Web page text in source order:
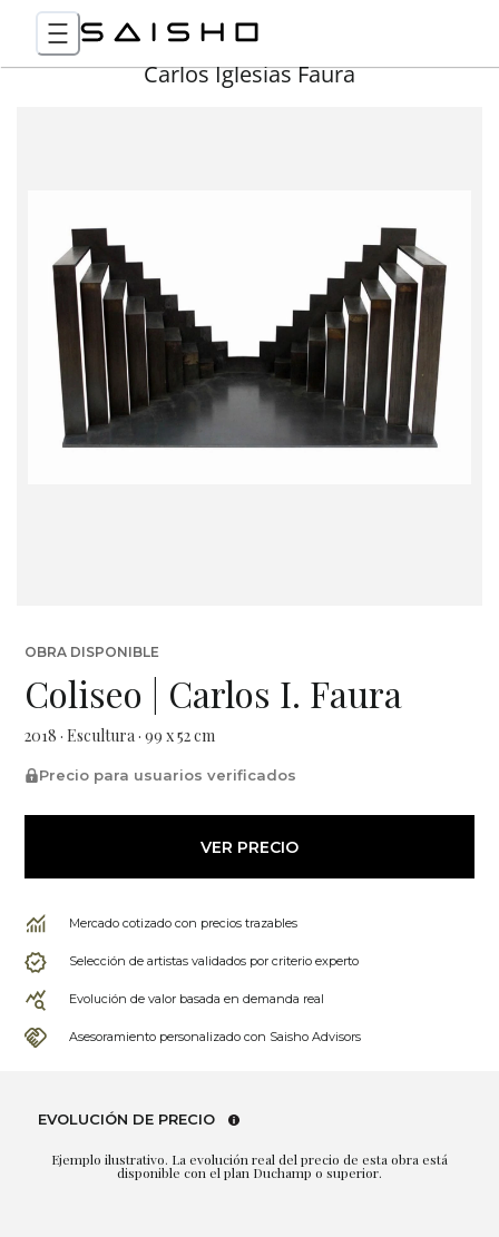
Carlos Iglesias Faura
OBRA DISPONIBLE
Coliseo | Carlos I. Faura
2018 · Escultura · 99 x 52 cm
Precio para usuarios verificados
VER PRECIO
Mercado cotizado con precios trazables
Selección de artistas validados por criterio experto
Evolución de valor basada en demanda real
Asesoramiento personalizado con Saisho Advisors
EVOLUCIÓN DE PRECIO
Ejemplo ilustrativo. La evolución real del precio de esta obra está
disponible con el plan Duchamp o superior.